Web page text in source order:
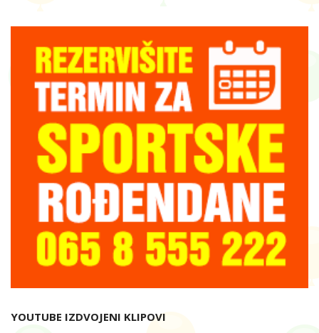
YOUTUBE IZDVOJENI KLIPOVI